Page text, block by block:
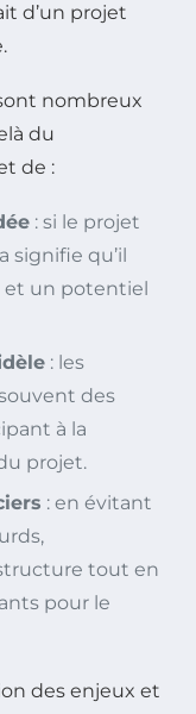
d’un projet
nombreux
du
de :
: si le projet
signifie qu’il
un potentiel
: les
des
à la
projet.
: en évitant
tout en
pour le
des enjeux et